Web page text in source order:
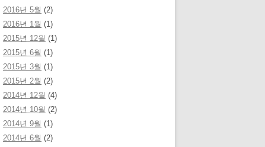
2016년 5월 (2)
2016년 1월 (1)
2015년 12월 (1)
2015년 6월 (1)
2015년 3월 (1)
2015년 2월 (2)
2014년 12월 (4)
2014년 10월 (2)
2014년 9월 (1)
2014년 6월 (2)